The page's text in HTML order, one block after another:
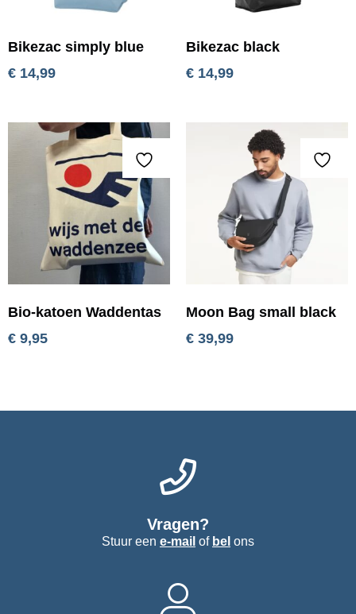
Bikezac simply blue
€ 14,99
Bikezac black
€ 14,99
Bio-katoen Waddentas
€ 9,95
Moon Bag small black
€ 39,99
Vragen?
Stuur een e-mail of bel ons